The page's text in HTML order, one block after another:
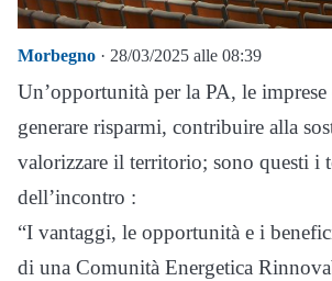
Morbegno · 28/03/2025 alle 08:39
Un’opportunità per la PA, le
generare risparmi, contribuire alla
valorizzare il territorio; sono questi i
dell’incontro :
“I vantaggi, le opportunità e i
di una Comunità Energetica